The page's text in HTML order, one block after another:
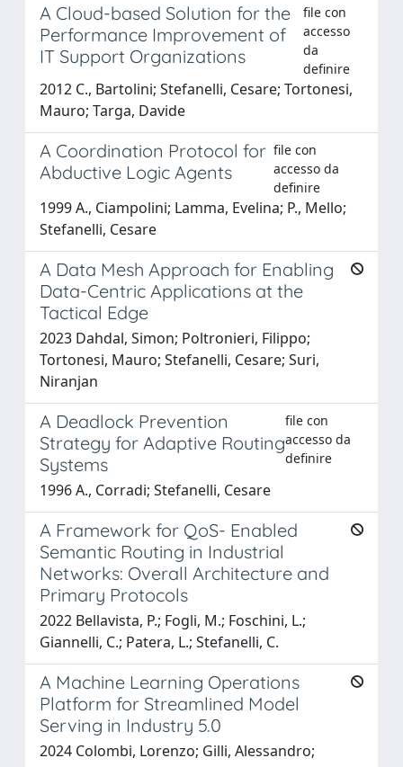
A Cloud-based Solution for the
Performance Improvement of
IT Support Organizations
file con
accesso
da
definire
2012 C., Bartolini; Stefanelli, Cesare; Tortonesi,
Mauro; Targa, Davide
A Coordination Protocol for
Abductive Logic Agents
file con
accesso da
definire
1999 A., Ciampolini; Lamma, Evelina; P., Mello;
Stefanelli, Cesare
A Data Mesh Approach for Enabling
Data-Centric Applications at the
Tactical Edge
2023 Dahdal, Simon; Poltronieri, Filippo;
Tortonesi, Mauro; Stefanelli, Cesare; Suri,
Niranjan
A Deadlock Prevention
Strategy for Adaptive Routing
Systems
file con
accesso da
definire
1996 A., Corradi; Stefanelli, Cesare
A Framework for QoS- Enabled
Semantic Routing in Industrial
Networks: Overall Architecture and
Primary Protocols
2022 Bellavista, P.; Fogli, M.; Foschini, L.;
Giannelli, C.; Patera, L.; Stefanelli, C.
A Machine Learning Operations
Platform for Streamlined Model
Serving in Industry 5.0
2024 Colombi, Lorenzo; Gilli, Alessandro;